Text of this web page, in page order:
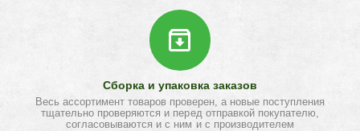
Сборка и упаковка заказов
Весь ассортимент товаров проверен, а новые поступления
тщательно проверяются и перед отправкой покупателю,
согласовываются и с ним и с производителем